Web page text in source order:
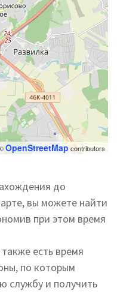
OpenStreetMapcontributors
до
вы можете найти
при этом время
есть время
по которым
службу и получить